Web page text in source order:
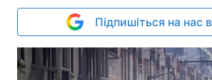
Підпишіться на нас